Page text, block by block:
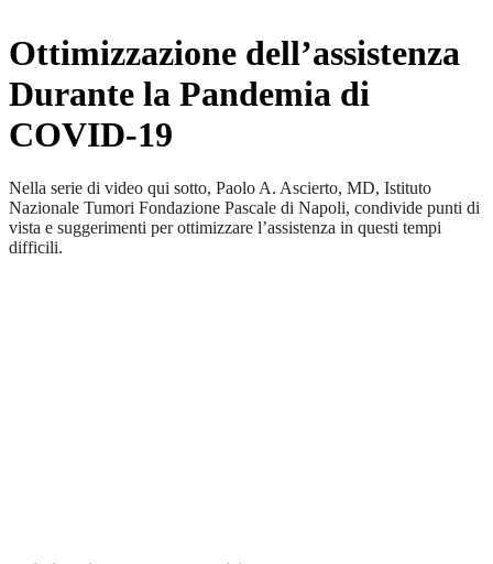
Ottimizzazione dell’assistenza
Durante la Pandemia di
COVID-19
Nella serie di video qui sotto, Paolo A. Ascierto, MD, Istituto
Nazionale Tumori Fondazione Pascale di Napoli, condivide punti di
vista e suggerimenti per ottimizzare l’assistenza in questi tempi
difficili.